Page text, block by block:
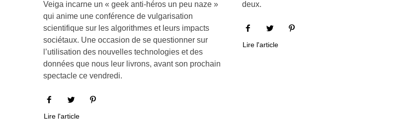
Veiga incarne un « geek anti-héros un peu naze »
qui anime une conférence de vulgarisation
scientifique sur les algorithmes et leurs impacts
sociétaux. Une occasion de se questionner sur
l’utilisation des nouvelles technologies et des
données que nous leur livrons, avant son prochain
spectacle ce vendredi.
Lire l'article
deux.
Lire l'article